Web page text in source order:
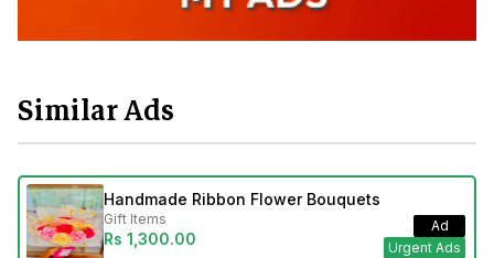
Similar Ads
Handmade Ribbon Flower Bouquets
Gift Items
Rs 1,300.00 Urgent Ads
Ad